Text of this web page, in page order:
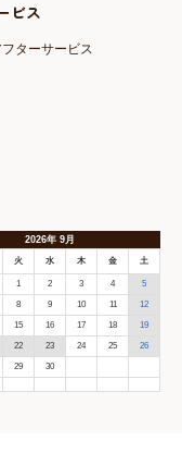
ビス
ターサービス
2026年9月
火 水 木 金 土
1 2 3 4 5
8 9 10 11 12
15 16 17 18 19
22 23 24 25 26
29 30